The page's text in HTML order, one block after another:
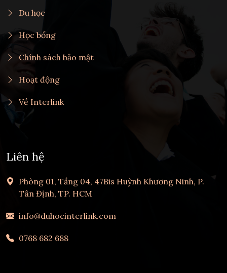
Du học
Học bổng
Chính sách bảo mật
Hoạt động
Về Interlink
Liên hệ
Phòng 01, Tầng 04, 47Bis Huỳnh Khương Ninh, P.
Tân Định, TP. HCM
info@duhocinterlink.com
0768 682 688